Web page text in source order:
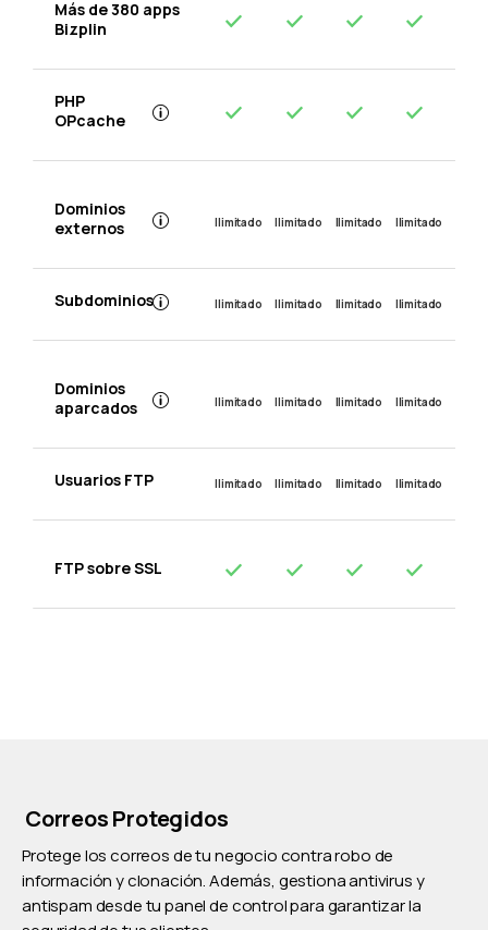
Más de 380 apps
Bizplin
PHP
OPcache
Dominios
externos
Ilimitado Ilimitado Ilimitado Ilimitado
Subdominios Ilimitado Ilimitado Ilimitado Ilimitado
Dominios
aparcados
Ilimitado Ilimitado Ilimitado Ilimitado
Usuarios FTP Ilimitado Ilimitado Ilimitado Ilimitado
FTP sobre SSL
Correos Protegidos
Protege los correos de tu negocio contra robo de
información y clonación. Además, gestiona antivirus y
antispam desde tu panel de control para garantizar la